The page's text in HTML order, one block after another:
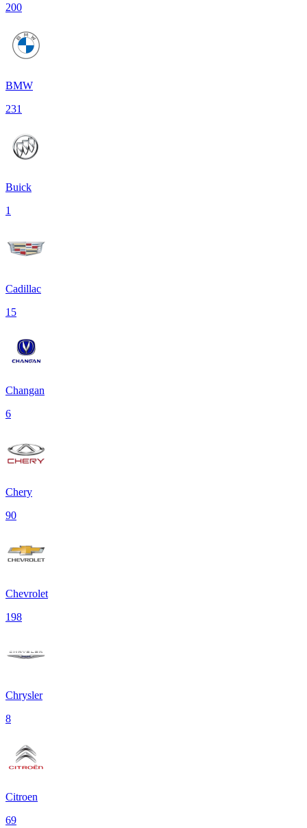
200
BMW
231
Buick
1
Cadillac
15
Changan
6
Chery
90
Chevrolet
198
Chrysler
8
Citroen
69